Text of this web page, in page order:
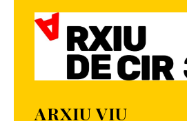
ARXIU VIU